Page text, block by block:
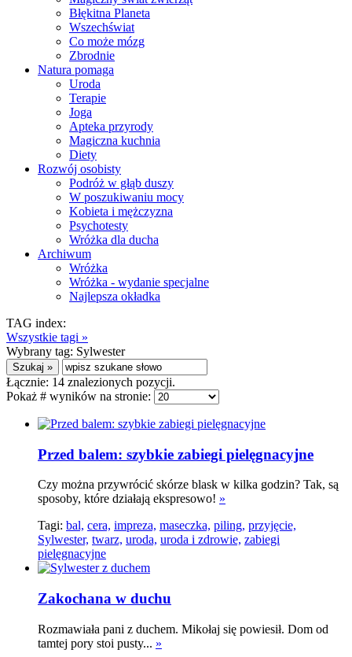
Błękitna Planeta
Wszechświat
Co może mózg
Zbrodnie
Natura pomaga
Uroda
Terapie
Joga
Apteka przyrody
Magiczna kuchnia
Diety
Rozwój osobisty
Podróż w głąb duszy
W poszukiwaniu mocy
Kobieta i mężczyzna
Psychotesty
Wróżka dla ducha
Archiwum
Wróżka
Wróżka - wydanie specjalne
Najlepsza okładka
TAG index:
Wszystkie tagi »
Wybrany tag: Sylwester
Łącznie: 14 znalezionych pozycji.
Pokaż # wyników na stronie:
Przed balem: szybkie zabiegi pielęgnacyjne
Czy można przywrócić skórze blask w kilka godzin? Tak, są
sposoby, które działają ekspresowo! »
Tagi: bal, cera, impreza, maseczka, piling, przyjęcie,
Sylwester, twarz, uroda, uroda i zdrowie, zabiegi
pielęgnacyjne
Zakochana w duchu
Rozmawiała pani z duchem. Mikołaj się powiesił. Dom od
tamtej pory stoi pusty... »